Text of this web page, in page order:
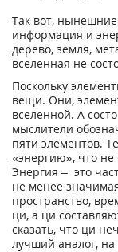
Так вот,
информация и
дерево, земля,
вселенная не
Поскольку
вещи. Они,
вселенной. А
мыслители
пяти элементов.
«энергию», что не
Энергия – это
не менее
пространство,
ци, а ци
сказать, что ци
лучший аналог,